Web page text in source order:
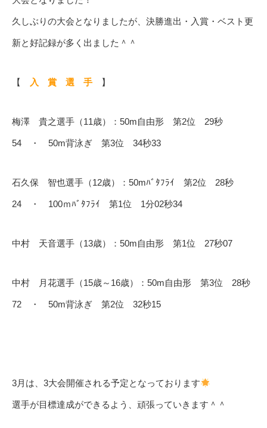
久しぶりの大会となりましたが、決勝進出・入賞・ベスト更
新と好記録が多く出ました＾＾
【 入 賞 選 手 】
梅澤 貴之選手（11歳）：50m自由形 第2位 29秒
54 ・ 50m背泳ぎ 第3位 34秒33
石久保 智也選手（12歳）：50mﾊﾞﾀﾌﾗｲ 第2位 28秒
24 ・ 100ｍﾊﾞﾀﾌﾗｲ 第1位 1分02秒34
中村 天音選手（13歳）：50m自由形 第1位 27秒07
中村 月花選手（15歳～16歳）：50m自由形 第3位 28秒
72 ・ 50m背泳ぎ 第2位 32秒15
3月は、3大会開催される予定となっております
選手が目標達成ができるよう、頑張っていきます＾＾